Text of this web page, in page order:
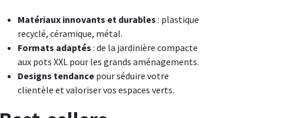
Matériaux innovants et durables : plastique
recyclé, céramique, métal.
Formats adaptés : de la jardinière compacte
aux pots XXL pour les grands aménagements.
Designs tendance pour séduire votre
clientèle et valoriser vos espaces verts.